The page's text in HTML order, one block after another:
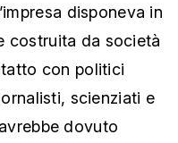
disponeva in
costruita da società
con politici
scienziati e
dovuto